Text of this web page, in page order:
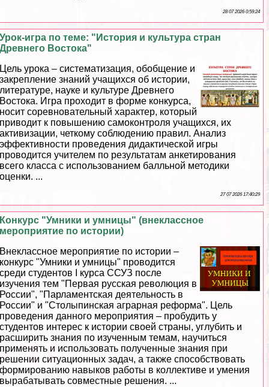
28 07 2026 0:59:24
Урок-игра по теме: "История и культура стран
Древнего Востока"
Цель урока – систематизация, обобщение и
закрепление знаний учащихся об истории,
литературе, науке и культуре Древнего
Востока. Игра проходит в форме конкурса,
носит соревновательный хаpaктер, который
приводит к повышению самоконтроля учащихся, их
активизации, четкому соблюдению правил. Анализ
эффективности проведения дидактической игры
проводится учителем по результатам анкетирования
всего класса с использованием балльной методики
оценки. ...
27 07 2026 17:40:29
Конкурс "Умники и умницы" (внеклассное
мероприятие по истории)
Внеклассное мероприятие по истории –
конкурс "Умники и умницы" проводится
среди студентов I курса ССУЗ после
изучения тем "Первая русская революция в
России", "Парламентская деятельность в
России" и "Столыпинская аграрная реформа". Цель
проведения данного мероприятия – пробудить у
студентов интерес к истории своей страны, углубить и
расширить знания по изученным темам, научиться
применять и использовать полученные знания при
решении ситуационных задач, а также способствовать
формированию навыков работы в коллективе и умения
выpaбатывать совместные решения. ...